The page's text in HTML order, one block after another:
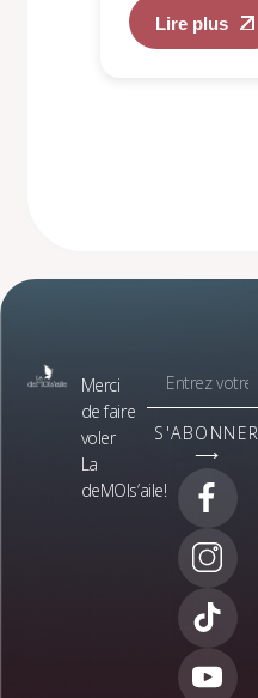
Lire plus
Merci
de faire
voler
La
deMOIs’aile!
S'ABONNER
⟶